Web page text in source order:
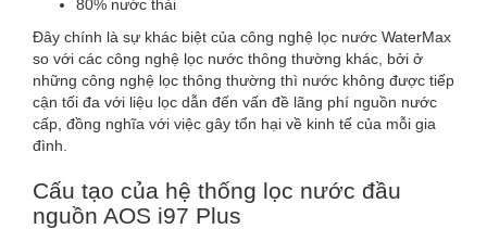
80% nước thải
Đây chính là sự khác biệt của công nghệ lọc nước WaterMax
so với các công nghệ lọc nước thông thường khác, bởi ở
những công nghệ lọc thông thường thì nước không được tiếp
cận tối đa với liệu lọc dẫn đến vấn đề lãng phí nguồn nước
cấp, đồng nghĩa với việc gây tổn hại về kinh tế của mỗi gia
đình.
Cấu tạo của hệ thống lọc nước đầu
nguồn AOS i97 Plus